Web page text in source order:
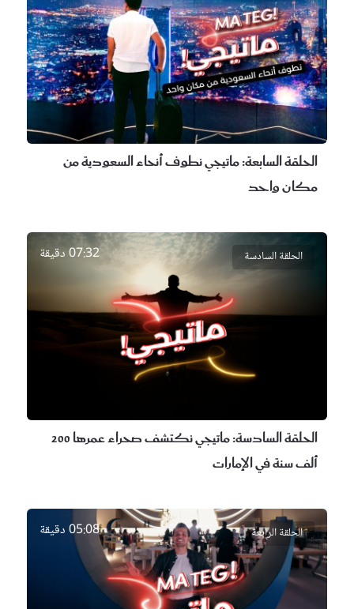
الحلقة السابعة:ماتيجي نطوف أنحاء السعودية من
مكان واحد
الحلقة السادسة 07:32 دقيقة
الحلقة السادسة:
ماتيجي نكتشف صحراء عمرها 200
ألف سنة في الإمارات
الحلقة الرابعة 05:08 دقيقة